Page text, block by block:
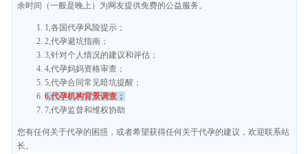
余时间（一般是晚上）为网友提供免费的公益服务。
1,各国代孕风险提示；
2,代孕避坑指南；
3,针对个人情况的建议和评估；
4,代孕妈妈资格审查；
5,代孕合同常见暗坑提醒；
6,代孕机构背景调查；
7,代孕监督和维权协助
您有任何关于代孕的困惑，或者希望获得任何关于代孕的建议，欢迎联系站
长。